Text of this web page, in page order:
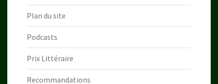
Plan du site
Podcasts
Prix Littéraire
Recommandations